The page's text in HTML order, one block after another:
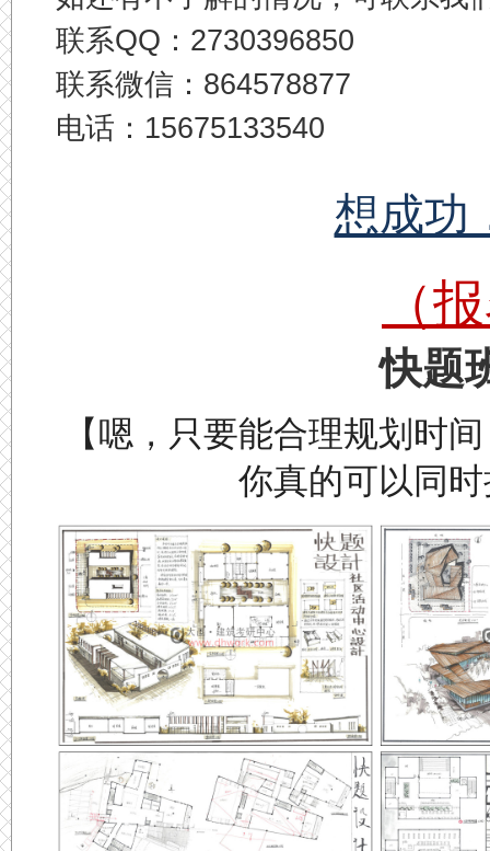
联系QQ：2730396850
联系微信：864578877
电话：15675133540
想成功
（
快题
【嗯，只要能合理规划时
你真的可以同